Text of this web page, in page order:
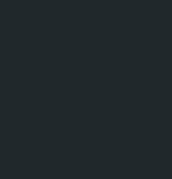
Jomtien: переплата 38%